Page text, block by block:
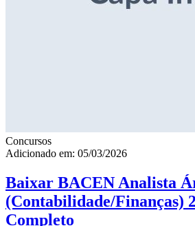
Concursos
Adicionado em: 05/03/2026
Baixar BACEN Analista
(Contabilidade/Finanças)
Completo